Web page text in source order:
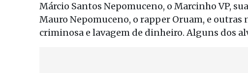
Márcio Santos Nepomuceno, o Marcinho VP,
Mauro Nepomuceno, o rapper Oruam, e outras
criminosa e lavagem de dinheiro. Alguns dos